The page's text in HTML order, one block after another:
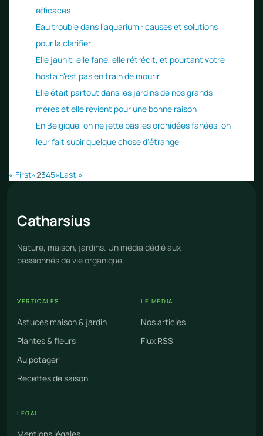
efficaces
Eau trouble dans l’aquarium : causes et solutions
pour la clarifier
Elle jaunit, elle fane, elle rétrécit, et pourtant votre
hosta n'est pas en train de mourir
Elle était partout dans les jardins de nos grands-
mères et elle revient pour une bonne raison
En Belgique, on ne jette pas les orchidées fanées, on
leur fait subir quelque chose d'étrange
« First«2345»Last »
Catharsius
Nature, maison, jardins. Un média dédié aux
passionnés de vie organique.
VERTICALES
Astuces maison & jardin
Plantes & fleurs
Au potager
Recettes de saison
LE MÉDIA
Nos articles
Flux RSS
LÉGAL